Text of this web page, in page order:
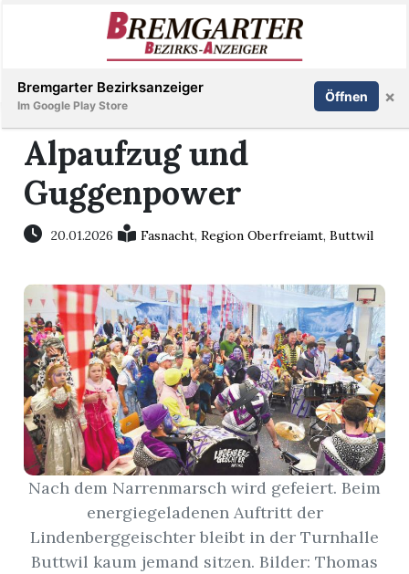
Immobilien
Veranstaltungen
Stellen
E-
Paper
Newsletter
App
Inserieren Abonnieren Anmelden
Alpaufzug und
Guggenpower
20.01.2026 Fasnacht,Region Oberfreiamt,Buttwil
Nach dem Narrenmarsch wird gefeiert. Beim
energiegeladenen Auftritt der
Lindenberggeischter bleibt in der Turnhalle
Buttwil kaum jemand sitzen. Bilder: Thomas
Bremgarter Bezirksanzeiger
Im Google Play Store
Öffnen ×